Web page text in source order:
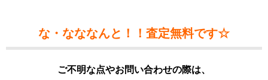
な・なななんと！！査定無料です☆
ご不明な点やお問い合わせの際は、